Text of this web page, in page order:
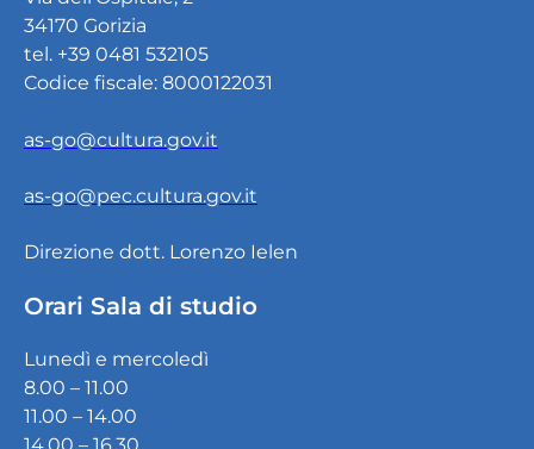
34170 Gorizia
tel. +39 0481 532105
Codice fiscale: 8000122031
as-go@cultura.gov.it
as-go@pec.cultura.gov.it
Direzione dott. Lorenzo Ielen
Orari Sala di studio
Lunedì e mercoledì
8.00 – 11.00
11.00 – 14.00